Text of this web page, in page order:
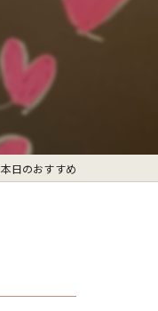
本日のおすすめ